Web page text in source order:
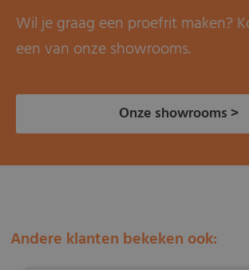
Wil je graag een proefrit maken?
een van onze showrooms.
Onze showrooms >
Andere klanten bekeken ook: